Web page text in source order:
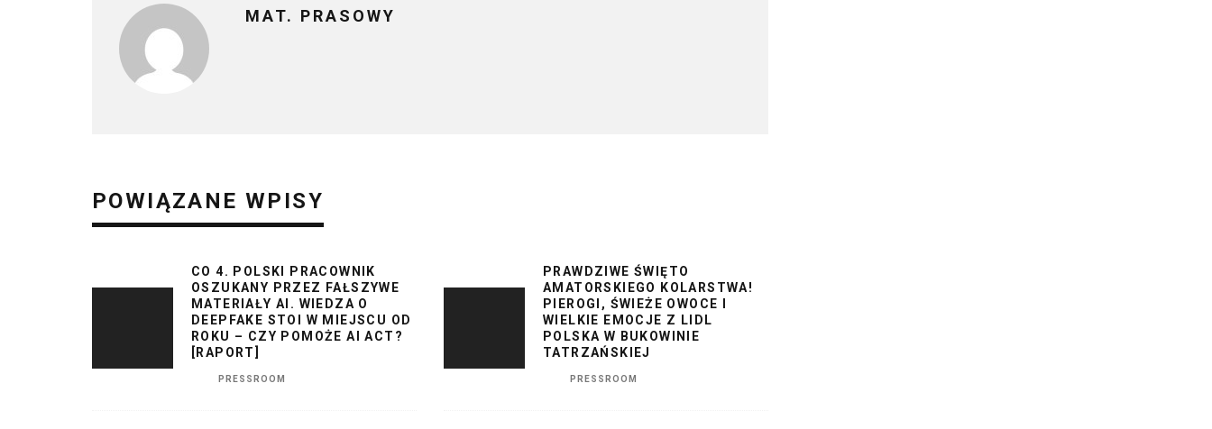
MAT. PRASOWY
POWIĄZANE WPISY
CO 4. POLSKI PRACOWNIK
OSZUKANY PRZEZ FAŁSZYWE
MATERIAŁY AI. WIEDZA O
DEEPFAKE STOI W MIEJSCU OD
ROKU – CZY POMOŻE AI ACT?
[RAPORT]
PRESSROOM
PRAWDZIWE ŚWIĘTO
AMATORSKIEGO KOLARSTWA!
PIEROGI, ŚWIEŻE OWOCE I
WIELKIE EMOCJE Z LIDL
POLSKA W BUKOWINIE
TATRZAŃSKIEJ
PRESSROOM